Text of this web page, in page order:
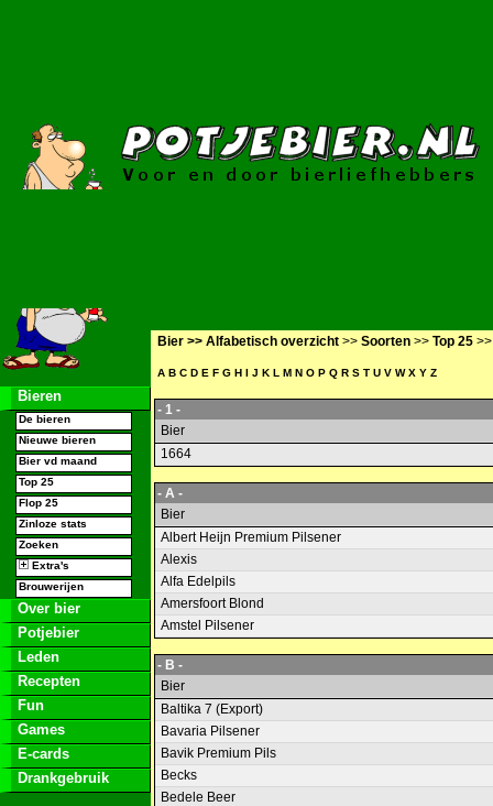
Bieren
De bieren
Nieuwe bieren
Bier vd maand
Top 25
Flop 25
Zinloze stats
Zoeken
Extra's
Brouwerijen
Over bier
Potjebier
Leden
Recepten
Fun
Games
E-cards
Drankgebruik
Bier >> Alfabetisch overzicht >> Soorten >> Top 25
A B C D E F G H I J K L M N O P Q R S T U V W X Y Z
- 1 -
Bier
1664
- A -
Bier
Albert Heijn Premium Pilsener
Alexis
Alfa Edelpils
Amersfoort Blond
Amstel Pilsener
- B -
Bier
Baltika 7 (Export)
Bavaria Pilsener
Bavik Premium Pils
Becks
Bedele Beer